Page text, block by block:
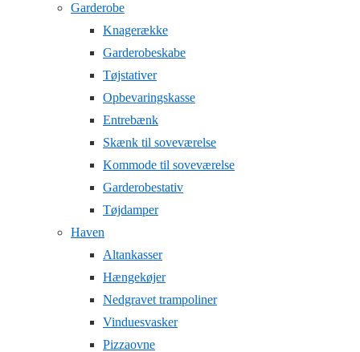
Garderobe
Knagerække
Garderobeskabe
Tøjstativer
Opbevaringskasse
Entrebænk
Skænk til soveværelse
Kommode til soveværelse
Garderobestativ
Tøjdamper
Haven
Altankasser
Hængekøjer
Nedgravet trampoliner
Vinduesvasker
Pizzaovne